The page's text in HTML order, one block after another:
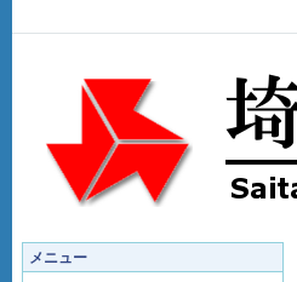
メニュー